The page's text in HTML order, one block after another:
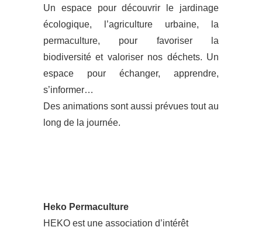
Un espace pour découvrir le jardinage
écologique, l’agriculture urbaine, la
permaculture, pour favoriser la
biodiversité et valoriser nos déchets. Un
espace pour échanger, apprendre,
s’informer…
Des animations sont aussi prévues tout au
long de la journée.
Heko Permaculture
HEKO est une association d’intérêt